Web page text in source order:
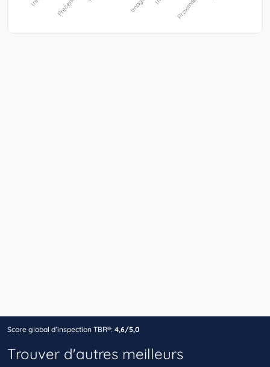
Score global d’inspection TBR®: 4,6/5,0
Trouver d'autres meilleurs